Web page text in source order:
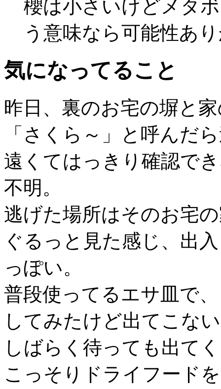
櫻は小さいけどメタ
う意味なら可能性あ
気になってること
昨日、裏のお宅の塀と
「さくら～」と呼んだ
遠くてはっきり確認で
不明。
逃げた場所はそのお宅
ぐるっと見た感じ、出
っぽい。
普段使ってるエサ皿で
してみたけど出てこな
しばらく待っても出て
こっそりドライフード